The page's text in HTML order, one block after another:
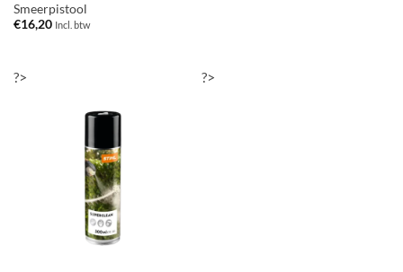
Smeerpistool
€16,20 Incl. btw
?> ?>